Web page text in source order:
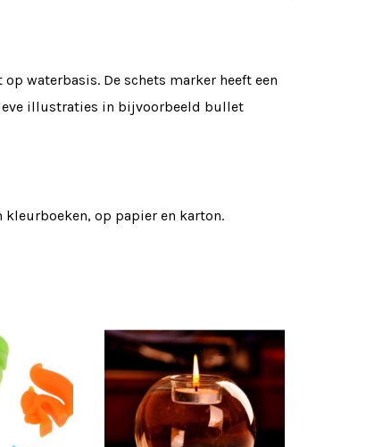
waterbasis. De schets marker heeft een
illustraties in bijvoorbeeld bullet
op papier en karton.